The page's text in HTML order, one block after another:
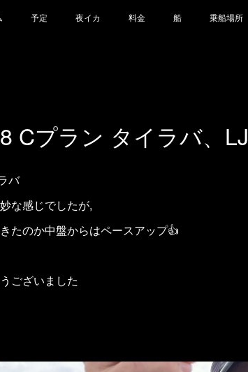
予定 夜イカ 料金 船 乗船場所
Cプラン タイラバ、LJ
バ
な感じでしたが,
たのか中盤からはペースアップ👍
ございました